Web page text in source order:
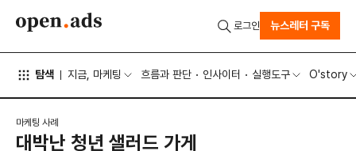
탐색 지금, 마케팅 흐름과 판단 인사이터 실행도구 O'story
로그인 뉴스레터 구독
마케팅 사례
대박난 청년 샐러드 가게